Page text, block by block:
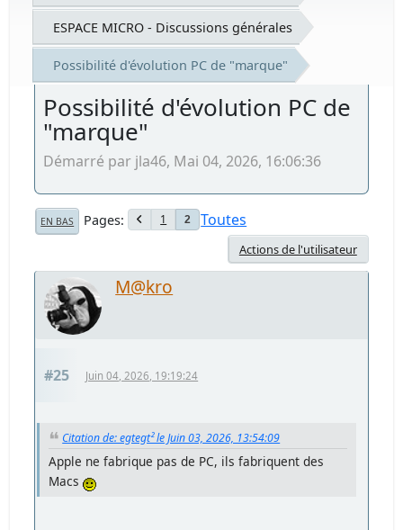
ESPACE MICRO - Discussions générales
Possibilité d'évolution PC de "marque"
Possibilité d'évolution PC de
"marque"
Démarré par jla46, Mai 04, 2026, 16:06:36
EN BAS Pages 1 2 Toutes
Actions de l'utilisateur
M@kro
#25 Juin 04, 2026, 19:19:24
Citation de: egtegt² le Juin 03, 2026, 13:54:09
Apple ne fabrique pas de PC, ils fabriquent des
Macs